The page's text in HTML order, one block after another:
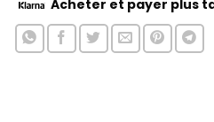
Acheter et payer plus